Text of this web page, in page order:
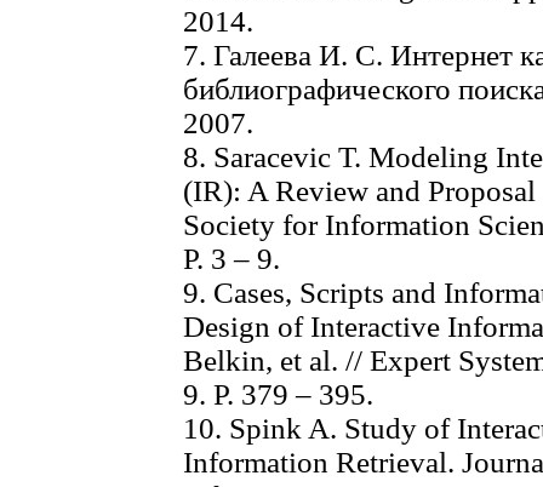
2014.
7. Галеева И. С. Интернет
библиографического
2007.
8. Saracevic T. Modeling
(IR): A Review and
Society for Information
P. 3 – 9.
9. Cases, Scripts and
Design of Interactive
Belkin, et al. // Expert
9. P. 379 – 395.
10. Spink A. Study of
Information Retrieval.